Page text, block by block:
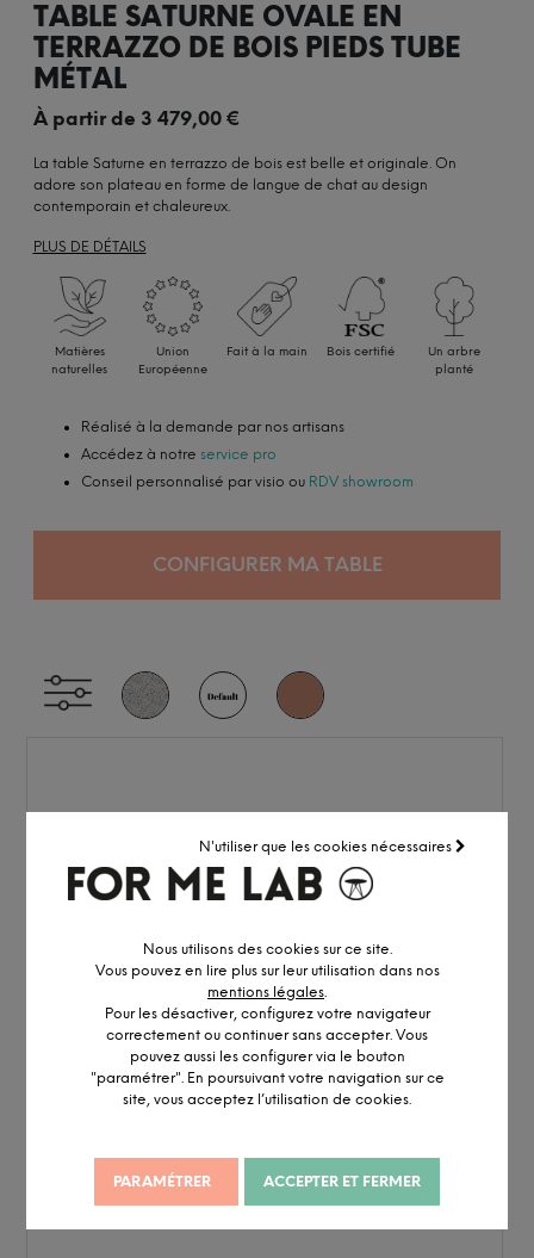
N'utiliser que les cookies nécessaires
Nous utilisons des cookies sur ce site.
Vous pouvez en lire plus sur leur utilisation dans nos
mentions légales.
Pour les désactiver, configurez votre navigateur
correctement ou continuer sans accepter. Vous
pouvez aussi les configurer via le bouton
"paramétrer". En poursuivant votre navigation sur ce
site, vous acceptez l’utilisation de cookies.
PARAMÉTRER ACCEPTER ET FERMER
TABLE SATURNE OVALE EN
TERRAZZO DE BOIS PIEDS TUBE
MÉTAL
À partir de 3 479,00€
La table Saturne en terrazzo de bois est belle et originale. On
adore son plateau en forme de langue de chat au design
contemporain et chaleureux.
PLUS DE DÉTAILS
Matières
naturelles
Union
Européenne
Fait à la main Bois certifié
Un arbre
planté
Réalisé à la demande par nos artisans
Accédez à notre service pro
Conseil personnalisé par visio ou RDV showroom
CONFIGURER MA TABLE